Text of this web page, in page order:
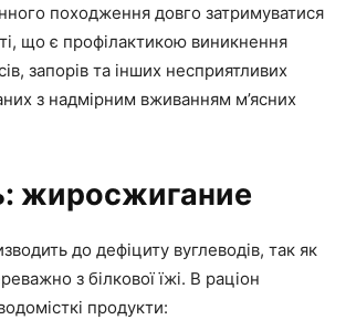
походження довго затримуватися
що є профілактикою виникнення
запорів та інших несприятливих
з надмірним вживанням м’ясних
жиросжигание
до дефіциту вуглеводів, так як
з білкової їжі. В раціон
продукти: